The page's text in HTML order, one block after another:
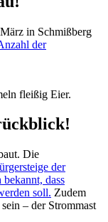
in Schmißberg
der
fleißig Eier.
Die
der
dass
soll. Zudem
– der Strommast